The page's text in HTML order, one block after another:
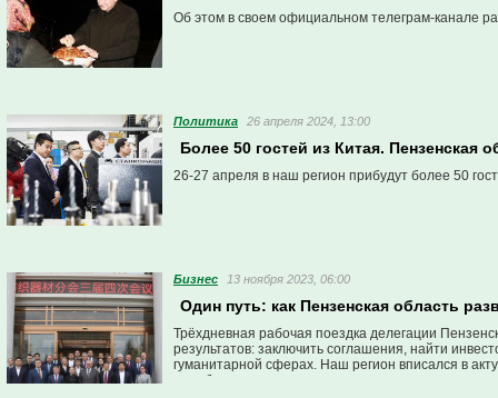
Об этом в своем официальном телеграм-канале
Политика 26 апреля 2024, 13:00
Более 50 гостей из Китая.
26-27 апреля в наш регион прибудут более 50
Бизнес 13 ноября 2023, 06:00
Один путь: как Пензенская область
Трёхдневная рабочая поездка делегации
результатов: заключить соглашения, найти
гуманитарной сферах. Наш регион вписался в
дружбы.